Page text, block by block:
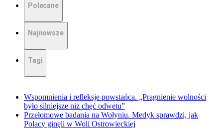
Polecane
Najnowsze
Tagi
Wspomnienia i refleksje powstańca. „Pragnienie wolności
było silniejsze niż chęć odwetu”
Przełomowe badania na Wołyniu. Medyk sprawdzi, jak
Polacy ginęli w Woli Ostrowieckiej